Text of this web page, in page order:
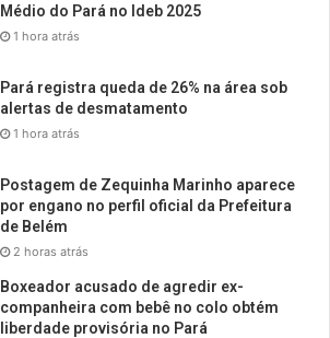
Médio do Pará no Ideb 2025
1 hora atrás
Pará registra queda de 26% na área sob
alertas de desmatamento
1 hora atrás
Postagem de Zequinha Marinho aparece
por engano no perfil oficial da Prefeitura
de Belém
2 horas atrás
Boxeador acusado de agredir ex-
companheira com bebê no colo obtém
liberdade provisória no Pará